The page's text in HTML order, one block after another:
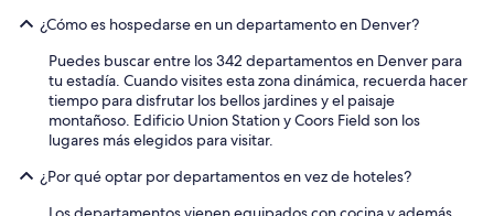
¿Cómo es hospedarse en un departamento en Denver?
Puedes buscar entre los 342 departamentos en Denver para
tu estadía. Cuando visites esta zona dinámica, recuerda hacer
tiempo para disfrutar los bellos jardines y el paisaje
montañoso. Edificio Union Station y Coors Field son los
lugares más elegidos para visitar.
¿Por qué optar por departamentos en vez de hoteles?